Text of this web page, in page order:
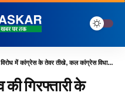
विधायक करेंगे राज भवन तक पैदल मार्च, 24 को जिला मुख्यालयों में धरना-प्रदर्शन
गिरफ्तारी के